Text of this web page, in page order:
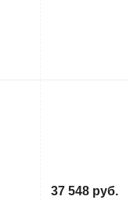
37 548 руб.